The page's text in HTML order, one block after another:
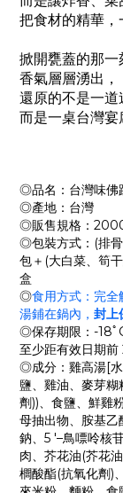
把食材的精華，
掀開甕蓋的那一
香氣層層湧出，
還原的不是一道
而是一桌台灣宴
◎品名：台灣味佛
◎產地：台灣
◎販售規格：
◎包裝方式：(排骨
包＋(大白菜、筍
盒
◎食用方式：完全
湯鋪在鍋內， 封上
◎保存期限：-18ﾟ
至少距有效日期前
◎成分：雞高湯[水
鹽、雞油、麥芽
劑))、食鹽、鮮雞
母抽出物、胺基
鈉、5 '–鳥嘌呤核
肉、芥花油(芥花
櫚酸酯(抗氧化劑)